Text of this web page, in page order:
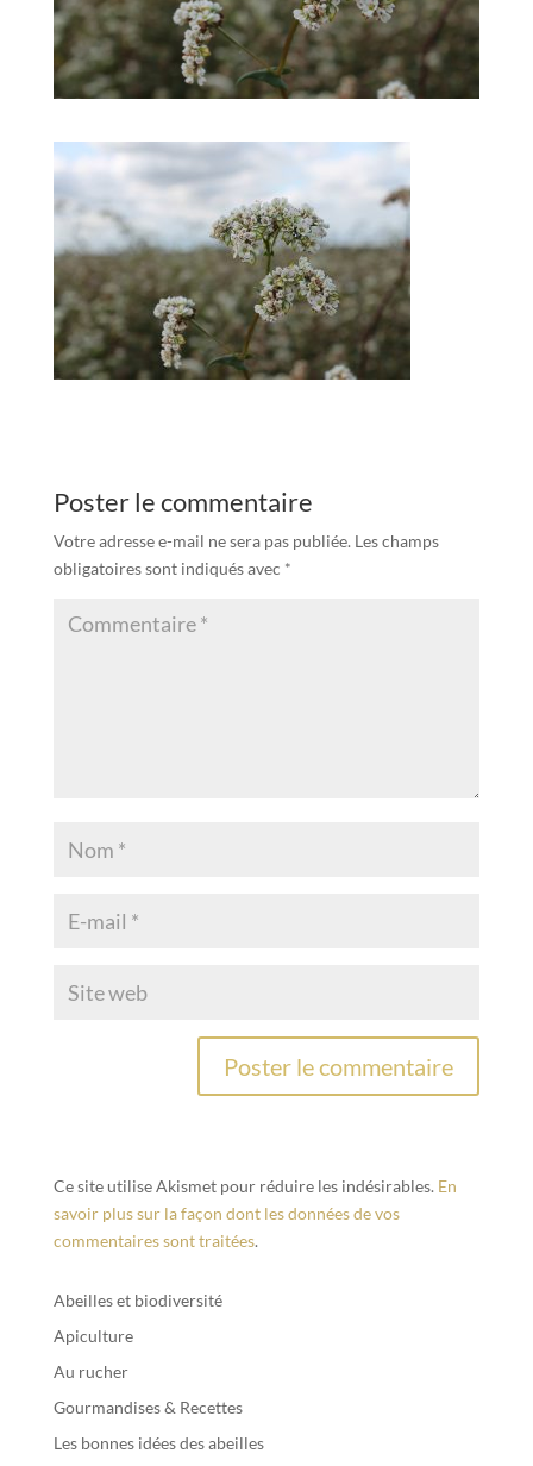
Poster le commentaire
Votre adresse e-mail ne sera pas publiée. Les champs
obligatoires sont indiqués avec *
Ce site utilise Akismet pour réduire les indésirables. En
savoir plus sur la façon dont les données de vos
commentaires sont traitées.
Abeilles et biodiversité
Apiculture
Au rucher
Gourmandises & Recettes
Les bonnes idées des abeilles